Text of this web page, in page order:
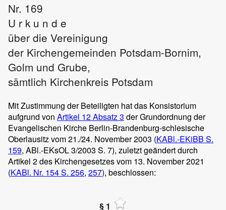
Nr. 169
U r k u n d e
über die Vereinigung
der Kirchengemeinden Potsdam-Bornim,
Golm und Grube,
sämtlich Kirchenkreis Potsdam
Mit Zustimmung der Beteiligten hat das Konsistorium
aufgrund von Artikel 12 Absatz 3 der Grundordnung der
Evangelischen Kirche Berlin-Brandenburg-schlesische
Oberlausitz vom 21./24. November 2003 (KABl.-EKiBB S.
159, ABl.-EKsOL 3/2003 S. 7), zuletzt geändert durch
Artikel 2 des Kirchengesetzes vom 13. November 2021
(KABl. Nr. 154S. 256, 257), beschlossen:
§ 1